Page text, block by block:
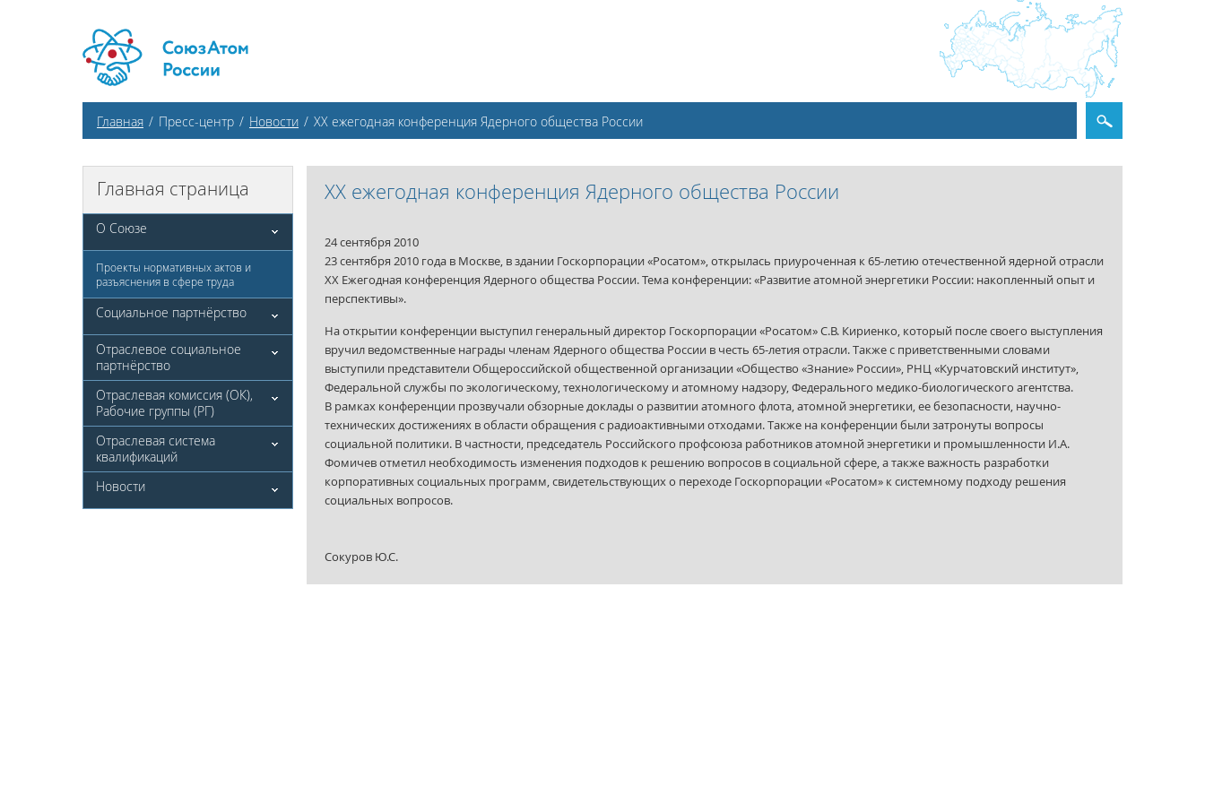
Главная / Пресс-центр / Новости / ХХ ежегодная конференция Ядерного общества России
ХХ ежегодная конференция Ядерного общества России
24 сентября 2010
23 сентября 2010 года в Москве, в здании Госкорпорации «Росатом», открылась приуроченная к 65-летию отечественной ядерной отрасли
XX Ежегодная конференция Ядерного общества России. Тема конференции: «Развитие атомной энергетики России: накопленный опыт и
перспективы».
На открытии конференции выступил генеральный директор Госкорпорации «Росатом» C.В. Кириенко, который после своего выступления
вручил ведомственные награды членам Ядерного общества России в честь 65-летия отрасли. Также с приветственными словами
выступили представители Общероссийской общественной организации «Общество «Знание» России», РНЦ «Курчатовский институт»,
Федеральной службы по экологическому, технологическому и атомному надзору, Федерального медико-биологического агентства.
В рамках конференции прозвучали обзорные доклады о развитии атомного флота, атомной энергетики, ее безопасности, научно-
технических достижениях в области обращения с радиоактивными отходами. Также на конференции были затронуты вопросы
социальной политики. В частности, председатель Российского профсоюза работников атомной энергетики и промышленности И.А.
Фомичев отметил необходимость изменения подходов к решению вопросов в социальной сфере, а также важность разработки
корпоративных социальных программ, свидетельствующих о переходе Госкорпорации «Росатом» к системному подходу решения
социальных вопросов.
Сокуров Ю.С.
Главная страница
О Союзе
Проекты нормативных актов и
разъяснения в сфере труда
Социальное партнёрство
Отраслевое социальное
партнёрство
Отраслевая комиссия (ОК),
Рабочие группы (РГ)
Отраслевая система
квалификаций
Новости